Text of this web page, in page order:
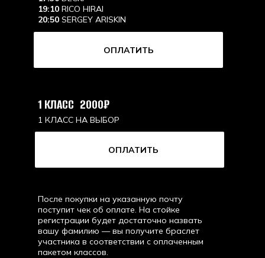
1 КЛАСС
19:10 RICO HIRAI
20:50 SERGEY ARISKIN
1 КЛАСС НА ВЫБОР
ОПЛАТИТЬ
2000₽
После покупки на указанную почту
поступит чек об оплате. На стойке
регистрации будет достаточно назвать
вашу фамилию — вы получите браслет
участника в соответствии с оплаченным
пакетом классов.
ОПЛАТИТЬ